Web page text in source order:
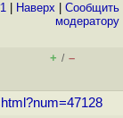
Наверх
Cообщить
модератору
+ / –